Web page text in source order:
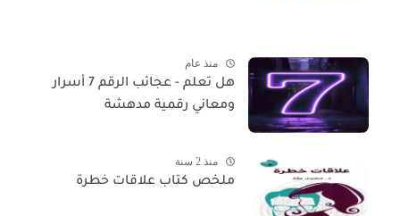
منذ عام
هل تعلم - عجائب الرقم 7 أسرار
ومعاني رقمية مدهشة
منذ 2 سنة
ملخص كتاب علاقات خطرة